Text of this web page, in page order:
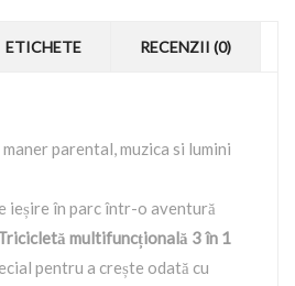
ETICHETE RECENZII (0)
parental, muzica si lumini
ieșire în parc într-o aventură
multifuncțională 3 în 1
pentru a crește odată cu